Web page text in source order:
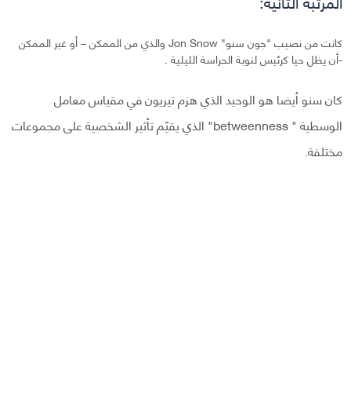
كانت من نصيب "جون سنو" Jon Snow والذي من الممكن – أو غير الممكن
-أن يظل حيا كرئيس لنوبة الحراسة الليلية .
كان سنو أيضا هو الوحيد الذي هزم تيريون في مقياس معامل
الوسطية " betweenness" الذي يقيّم تأثير الشخصية على مجموعات
مختلفة.